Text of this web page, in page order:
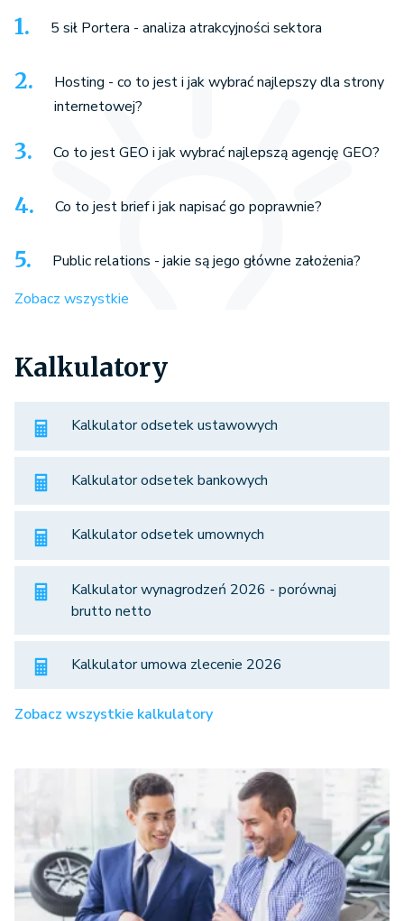
5 sił Portera - analiza atrakcyjności sektora
Hosting - co to jest i jak wybrać najlepszy dla strony
internetowej?
Co to jest GEO i jak wybrać najlepszą agencję GEO?
Co to jest brief i jak napisać go poprawnie?
Public relations - jakie są jego główne założenia?
Zobacz wszystkie
Kalkulatory
Kalkulator odsetek ustawowych
Kalkulator odsetek bankowych
Kalkulator odsetek umownych
Kalkulator wynagrodzeń 2026 - porównaj
brutto netto
Kalkulator umowa zlecenie 2026
Zobacz wszystkie kalkulatory